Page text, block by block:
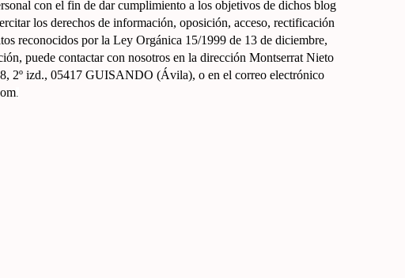
con el fin de dar cumplimiento a los objetivos de dichos blog
los derechos de información, oposición, acceso, rectificación
reconocidos por la Ley Orgánica 15/1999 de 13 de diciembre,
puede contactar con nosotros en la dirección Montserrat Nieto
2º izd., 05417 GUISANDO (Ávila), o en el correo electrónico